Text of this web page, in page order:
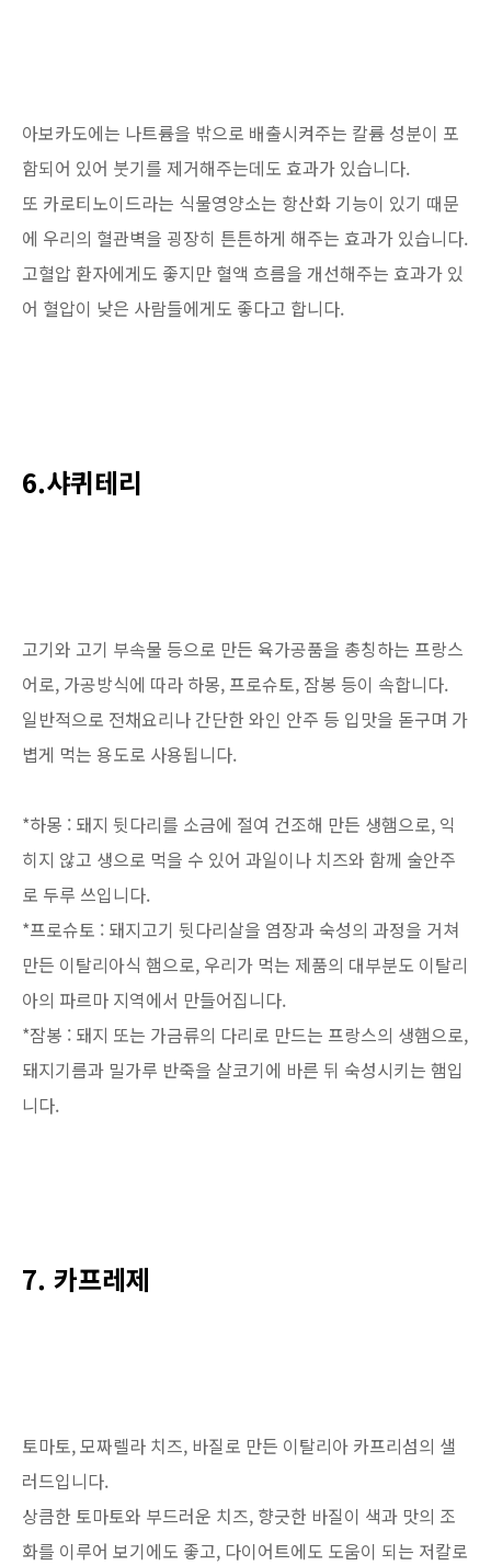
아보카도에는 나트륨을 밖으로 배출시켜주는 칼륨 성분이 포
함되어 있어 붓기를 제거해주는데도 효과가 있습니다.
또 카로티노이드라는 식물영양소는 항산화 기능이 있기 때문
에 우리의 혈관벽을 굉장히 튼튼하게 해주는 효과가 있습니다.
고혈압 환자에게도 좋지만 혈액 흐름을 개선해주는 효과가 있
어 혈압이 낮은 사람들에게도 좋다고 합니다.
6.샤퀴테리
고기와 고기 부속물 등으로 만든 육가공품을 총칭하는 프랑스
어로, 가공방식에 따라 하몽, 프로슈토, 잠봉 등이 속합니다.
일반적으로 전채요리나 간단한 와인 안주 등 입맛을 돋구며 가
볍게 먹는 용도로 사용됩니다.
*하몽 : 돼지 뒷다리를 소금에 절여 건조해 만든 생햄으로, 익
히지 않고 생으로 먹을 수 있어 과일이나 치즈와 함께 술안주
로 두루 쓰입니다.
*프로슈토 : 돼지고기 뒷다리살을 염장과 숙성의 과정을 거쳐
만든 이탈리아식 햄으로, 우리가 먹는 제품의 대부분도 이탈리
아의 파르마 지역에서 만들어집니다.
*잠봉 : 돼지 또는 가금류의 다리로 만드는 프랑스의 생햄으로,
돼지기름과 밀가루 반죽을 살코기에 바른 뒤 숙성시키는 햄입
니다.
7. 카프레제
토마토, 모짜렐라 치즈, 바질로 만든 이탈리아 카프리섬의 샐
러드입니다.
상큼한 토마토와 부드러운 치즈, 향긋한 바질이 색과 맛의 조
화를 이루어 보기에도 좋고, 다이어트에도 도움이 되는 저칼로